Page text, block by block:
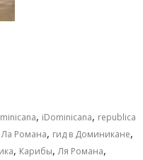
, iDominicana, republica
Романа, гид в Доминикане,
, Карибы,Ля Романа,